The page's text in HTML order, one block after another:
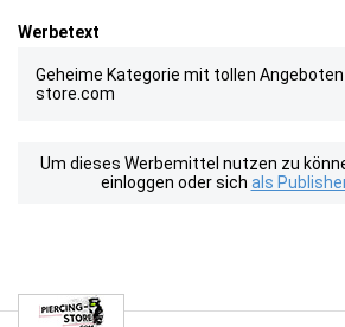
Werbetext
Geheime Kategorie mit tollen
store.com
Um dieses Werbemittel nutzen zu
einloggen oder sich als